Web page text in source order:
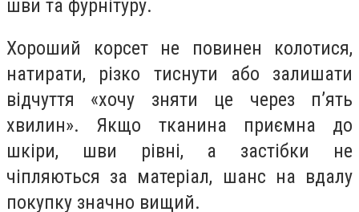
шви та фурнітуру.
Хороший корсет не повинен колотися,
натирати, різко тиснути або залишати
відчуття «хочу зняти це через п’ять
хвилин». Якщо тканина приємна до
шкіри, шви рівні, а застібки не
чіпляються за матеріал, шанс на вдалу
покупку значно вищий.